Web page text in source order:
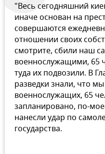
"Весь сегодняшний
иначе основан на
совершаются
отношении своих
смотрите, сбили наш
военнослужащими, 65
туда их подвозили. В
разведки знали, что мы
военнослужащих, 65
запланировано, по-
нанесли удар по
государства.